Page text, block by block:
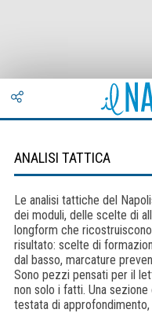
ANALISI TATTICA
Le analisi tattiche del
dei moduli, delle scelte di
longform che
risultato: scelte di
dal basso, marcature
Sono pezzi pensati per il
non solo i fatti. Una
testata di